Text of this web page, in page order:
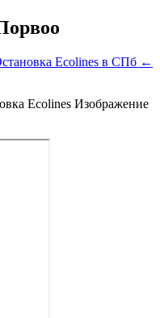
Ecolines в СПб ←